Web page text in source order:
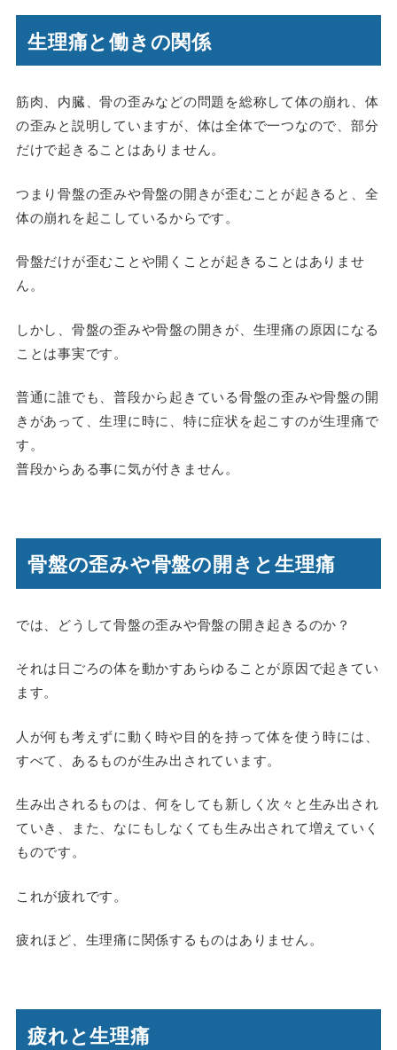
生理痛と働きの関係
筋肉、内臓、骨の歪みなどの問題を総称して体の崩れ、体
の歪みと説明していますが、体は全体で一つなので、部分
だけで起きることはありません。
つまり骨盤の歪みや骨盤の開きが歪むことが起きると、全
体の崩れを起こしているからです。
骨盤だけが歪むことや開くことが起きることはありませ
ん。
しかし、骨盤の歪みや骨盤の開きが、生理痛の原因になる
ことは事実です。
普通に誰でも、普段から起きている骨盤の歪みや骨盤の開
きがあって、生理に時に、特に症状を起こすのが生理痛で
す。
普段からある事に気が付きません。
骨盤の歪みや骨盤の開きと生理痛
では、どうして骨盤の歪みや骨盤の開き起きるのか？
それは日ごろの体を動かすあらゆることが原因で起きてい
ます。
人が何も考えずに動く時や目的を持って体を使う時には、
すべて、あるものが生み出されています。
生み出されるものは、何をしても新しく次々と生み出され
ていき、また、なにもしなくても生み出されて増えていく
ものです。
これが疲れです。
疲れほど、生理痛に関係するものはありません。
疲れと生理痛